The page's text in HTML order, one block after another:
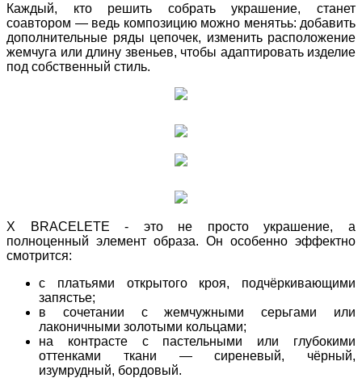
Каждый, кто решить собрать украшение, станет
соавтором — ведь композицию можно менятьь: добавить
дополнительные ряды цепочек, изменить расположение
жемчуга или длину звеньев, чтобы адаптировать изделие
под собственный стиль.
X BRACELETЕ - это не просто украшение, а
полноценный элемент образа. Он особенно эффектно
смотрится:
с платьями открытого кроя, подчёркивающими
запястье;
в сочетании с жемчужными серьгами или
лаконичными золотыми кольцами;
на контрасте с пастельными или глубокими
оттенками ткани — сиреневый, чёрный,
изумрудный, бордовый.